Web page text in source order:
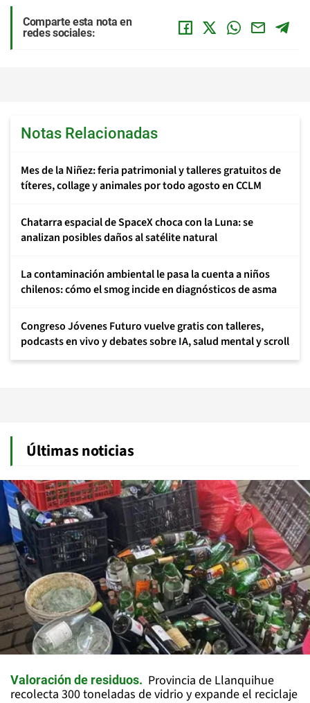
Comparte esta nota en
redes sociales:
Notas Relacionadas
Mes de la Niñez: feria patrimonial y talleres gratuitos de
títeres, collage y animales por todo agosto en CCLM
Chatarra espacial de SpaceX choca con la Luna: se
analizan posibles daños al satélite natural
La contaminación ambiental le pasa la cuenta a niños
chilenos: cómo el smog incide en diagnósticos de asma
Congreso Jóvenes Futuro vuelve gratis con talleres,
podcasts en vivo y debates sobre IA, salud mental y scroll
Últimas noticias
Valoración de residuos
Provincia de Llanquihue
recolecta 300 toneladas de vidrio y expande el reciclaje